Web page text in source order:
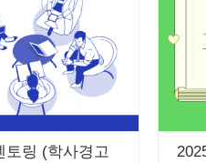
토링 (학사경고